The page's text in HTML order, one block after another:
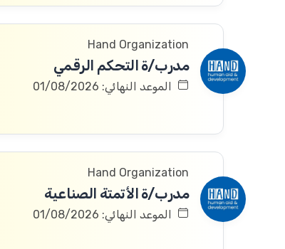
Hand Organization
مدرب/ة التحكم الرقمي
الموعد النهائي: 01/08/2026
Hand Organization
مدرب/ة الأتمتة الصناعية
الموعد النهائي: 01/08/2026